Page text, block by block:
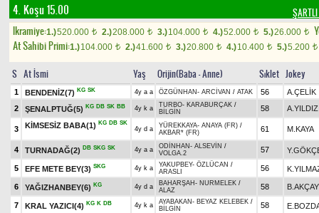
4. Koşu 15.00
Ikramiye:1.)520.000 t 2.)208.000 t 3.)104.000 t 4.)52.000 t 5.)26.000 t
At Sahibi Primi:1.)104.000 t 2.)41.600 t 3.)20.800 t 4.)10.400 t 5.)5.200 t
S At İsmi Yaş Orijin(Baba - Anne) Sıklet Jokey
1 BENDENİZ(7) KG SK 4y a a ÖZGÜNHAN - ARCİVAN / ATAK 56
A.ÇELİK
2
ŞENALPTUĞ(5) KG DB SK BB 4y k a TURBO- KARABURÇAK /
BİLGİN
58 A.YILDIZ
3 KİMSESİZ BABA(1) KG DB SK
4y d a YÜREKKAYA- ANAYA (FR) /
AKBAR* (FR)
61 M.KAYA
4 TURNADAĞ(2) DB SKG SK 4y a a ODİNHAN - ALSEVİN /
VOLGA.2
57
5 EFE METE BEY(3) SKG 4y k a YAKUPBEY- ÖZLÜCAN /
ARASLI
56
6 YAĞIZHANBEY(6) KG 4y d a BAHARŞAH - NURMELEK /
ALAZ
58 B.AKÇAY
7 KRAL YAZICI(4) KG K DB 4y k a AYABAKAN - BEYAZ KELEBEK /
BİLGİN
58